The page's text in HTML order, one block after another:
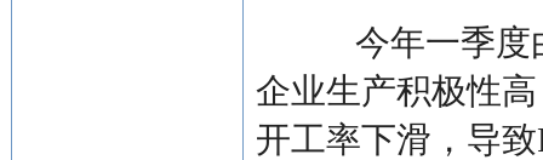
今年一季度由
企业生产积极性
开工率下滑，导